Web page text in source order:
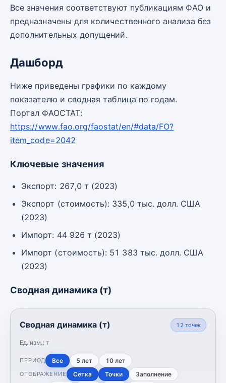
Все значения соответствуют публикациям ФАО и
предназначены для количественного анализа без
дополнительных допущений.
Дашборд
Ниже приведены графики по каждому
показателю и сводная таблица по годам.
Портал ФАОСТАТ:
https://www.fao.org/faostat/en/#data/FO?
item_code=2042
Ключевые значения
Экспорт: 267,0 т (2023)
Экспорт (стоимость): 335,0 тыс. долл. США
(2023)
Импорт: 44 926 т (2023)
Импорт (стоимость): 51 383 тыс. долл. США
(2023)
Сводная динамика (т)
Сводная динамика (т)
Ед. изм.: т
12 точек
ПЕРИОД Все 5 лет 10 лет
ОТОБРАЖЕНИЕ Сетка Точки Заполнение